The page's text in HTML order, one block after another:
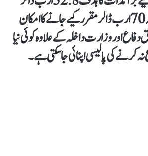
مقرر کیے جانے کا امکان
دفاع اور وزارت داخلہ کے علاوہ کوئی نیا
نہ کرنےکی پالیسی اپنائی جا سکتی ہے۔